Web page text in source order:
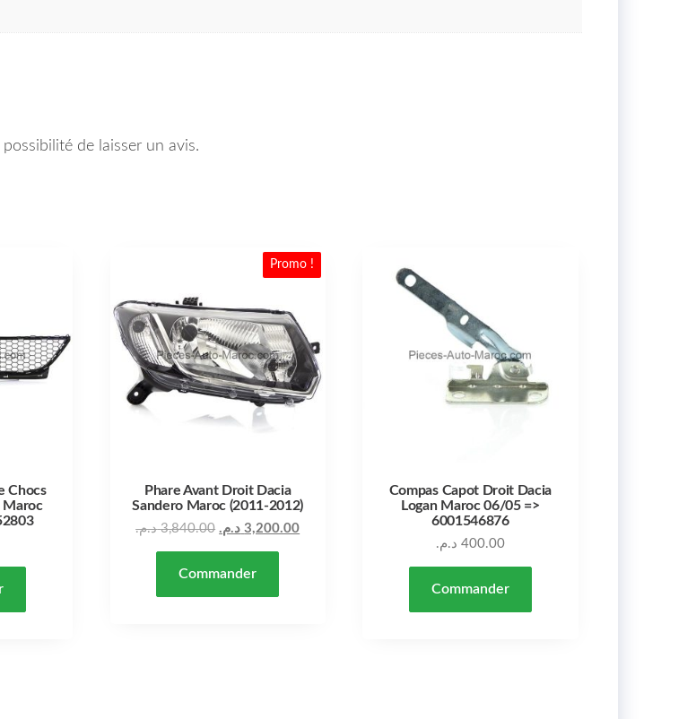
de laisser un avis.
Chocs
Maroc
Promo !
Phare Avant Droit Dacia
Sandero Maroc (2011-2012)
3,840.00 د.م. 3,200.00 د.م. Le prix actuel est : 3,200.00 د.م..
Commander
Compas Capot Droit Dacia
Logan Maroc 06/05 =>
6001546876
400.00 د.م.
Commander